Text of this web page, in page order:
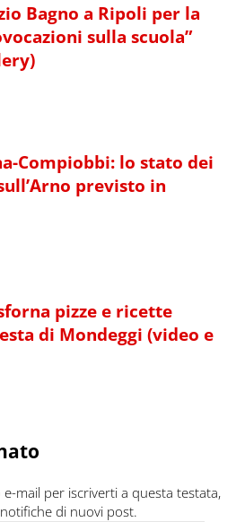
Bagno a Ripoli per la
sulla scuola”
Compiobbi: lo stato dei
previsto in
pizze e ricette
di Mondeggi (video e
mail per iscriverti a questa testata,
di nuovi post.